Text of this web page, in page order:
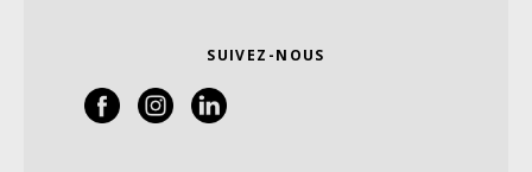
SUIVEZ-NOUS